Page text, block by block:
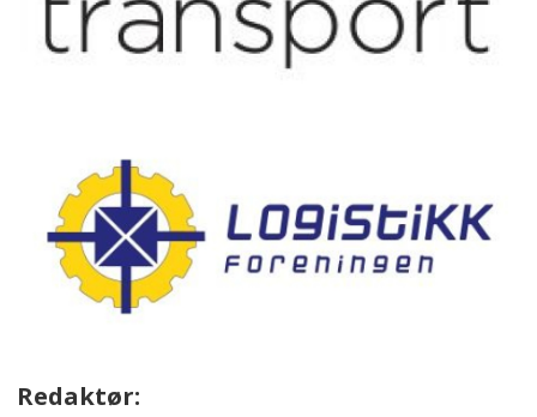
Redaktør: